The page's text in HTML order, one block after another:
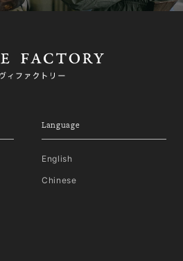
Language
English
Chinese